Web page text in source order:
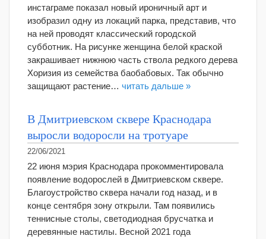
инстаграме показал новый ироничный арт и
изобразил одну из локаций парка, представив, что
на ней проводят классический городской
субботник. На рисунке женщина белой краской
закрашивает нижнюю часть ствола редкого дерева
Хоризия из семейства баобабовых. Так обычно
защищают растение… читать дальше »
В Дмитриевском сквере Краснодара
выросли водоросли на тротуаре
22/06/2021
22 июня мэрия Краснодара прокомментировала
появление водорослей в Дмитриевском сквере.
Благоустройство сквера начали год назад, и в
конце сентября зону открыли. Там появились
теннисные столы, светодиодная брусчатка и
деревянные настилы. Весной 2021 года